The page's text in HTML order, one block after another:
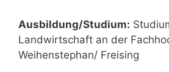
Ausbildung/Studium:
Landwirtschaft an der
Weihenstephan/ Freising